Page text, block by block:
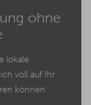
ohne
lokale
voll auf Ihr
können.